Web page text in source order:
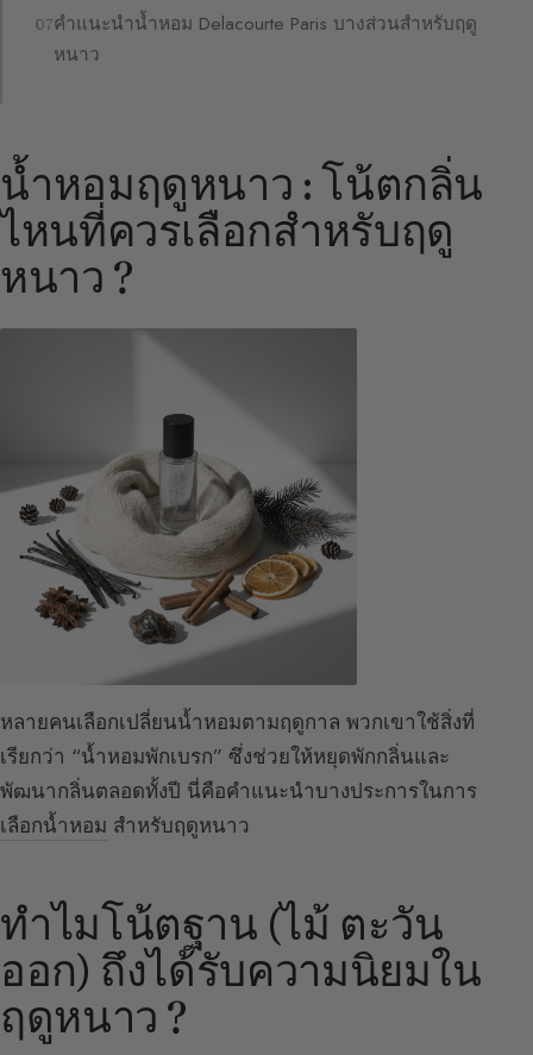
คำแนะนำน้ำหอม Delacourte Paris บางส่วนสำหรับฤดู
หนาว
น้ำหอมฤดูหนาว : โน้ตกลิ่น
ไหนที่ควรเลือกสำหรับฤดู
หนาว ?
หลายคนเลือกเปลี่ยนน้ำหอมตามฤดูกาล พวกเขาใช้สิ่งที่
เรียกว่า “น้ำหอมพักเบรก” ซึ่งช่วยให้หยุดพักกลิ่นและ
พัฒนากลิ่นตลอดทั้งปี นี่คือคำแนะนำบางประการในการ
เลือกน้ำหอม สำหรับฤดูหนาว
ทำไมโน้ตฐาน (ไม้ ตะวัน
ออก) ถึงได้รับความนิยมใน
ฤดูหนาว ?